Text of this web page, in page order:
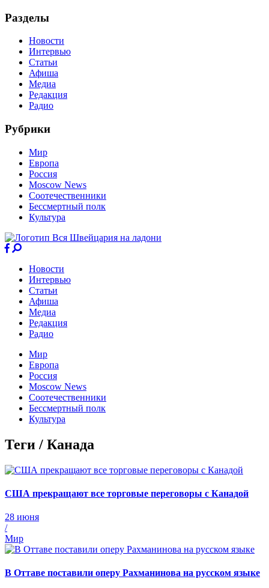
Разделы
Новости
Интервью
Статьи
Афиша
Медиа
Редакция
Радио
Рубрики
Мир
Европа
Россия
Moscow News
Соотечественники
Бессмертный полк
Культура
Новости
Интервью
Статьи
Афиша
Медиа
Редакция
Радио
Мир
Европа
Россия
Moscow News
Соотечественники
Бессмертный полк
Культура
Теги / Канада
США прекращают все торговые переговоры с Канадой
28 июня
/
Мир
В Оттаве поставили оперу Рахманинова на русском языке